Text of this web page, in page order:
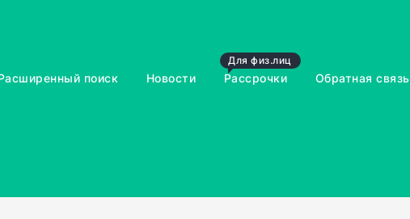
поиск Новости
Для физ.лиц
Рассрочки Обратная связь